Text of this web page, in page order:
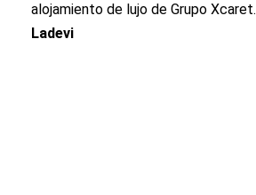
alojamiento de lujo de Grupo Xcaret.
Ladevi